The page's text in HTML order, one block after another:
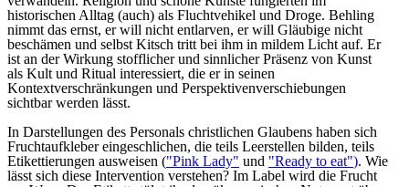
historischen Alltag (auch) als Fluchtvehikel und Droge. Behling
nimmt das ernst, er will nicht entlarven, er will Gläubige nicht
beschämen und selbst Kitsch tritt bei ihm in mildem Licht auf. Er
ist an der Wirkung stofflicher und sinnlicher Präsenz von Kunst
als Kult und Ritual interessiert, die er in seinen
Kontextverschränkungen und Perspektivenverschiebungen
sichtbar werden lässt.
In Darstellungen des Personals christlichen Glaubens haben sich
Fruchtaufkleber eingeschlichen, die teils Leerstellen bilden, teils
Etikettierungen ausweisen ("Pink Lady" und "Ready to eat"). Wie
lässt sich diese Intervention verstehen? Im Label wird die Frucht